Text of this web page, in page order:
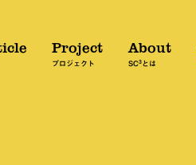
Project
プロジェクト
About
SC3とは